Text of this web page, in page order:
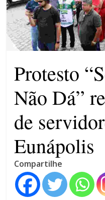
Ministro
Protesto
Não Dá”
de
Eunápolis
Compartilhe